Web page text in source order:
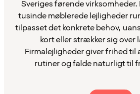
Sveriges førende
tusinde møblerede lejligheder
tilpasset det konkrete behov,
kort eller strækker sig over
Firmalejligheder giver frihed til
rutiner og falde naturligt til